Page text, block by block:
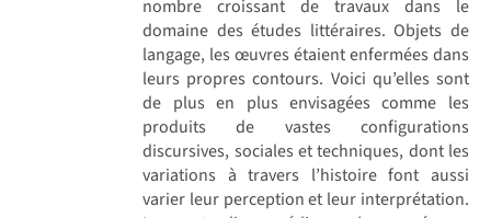
nombre croissant de travaux dans le
domaine des études littéraires. Objets de
langage, les œuvres étaient enfermées dans
leurs propres contours. Voici qu’elles sont
de plus en plus envisagées comme les
produits de vastes configurations
discursives, sociales et techniques, dont les
variations à travers l’histoire font aussi
varier leur perception et leur interprétation.